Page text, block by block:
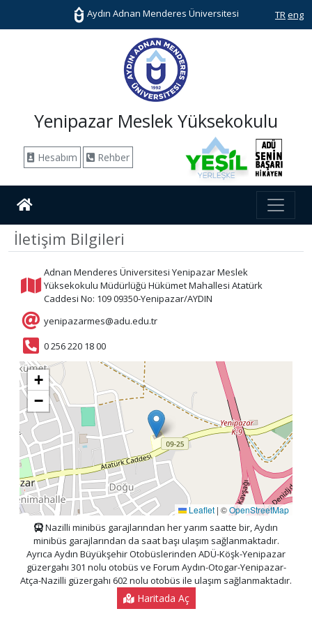
Aydın Adnan Menderes Üniversitesi TR eng
Yenipazar Meslek Yüksekokulu
Hesabım Rehber
İletişim Bilgileri
Adnan Menderes Üniversitesi Yenipazar Meslek
Yüksekokulu Müdürlüğü Hükümet Mahallesi Atatürk
Caddesi No: 109 09350-Yenipazar/AYDIN
yenipazarmes@adu.edu.tr
0 256 220 18 00
+
−
Leaflet | ©OpenStreetMap
Nazilli minibüs garajlarından her yarım saatte bir, Aydın
minibüs garajlarından da saat başı ulaşım sağlanmaktadır.
Ayrıca Aydın Büyükşehir Otobüslerinden ADÜ-Köşk-Yenipazar
güzergahı 301 nolu otobüs ve Forum Aydın-Otogar-Yenipazar-
Atça-Nazilli güzergahı 602 nolu otobüs ile ulaşım sağlanmaktadır.
Haritada Aç